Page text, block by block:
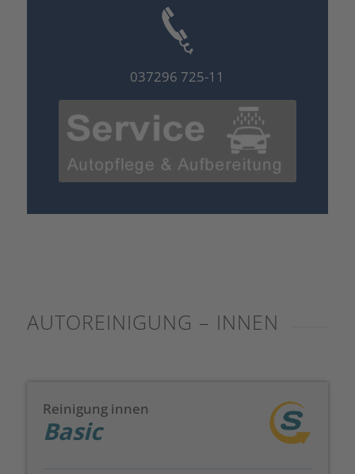
037296 725-11
AUTOREINIGUNG – INNEN
Reinigung innen
Basic